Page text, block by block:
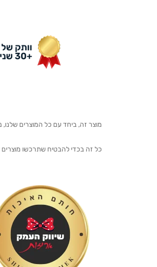
מוצר זה, ביחד עם כל המוצרים
כל זה בכדי להבטיח שתרכשו